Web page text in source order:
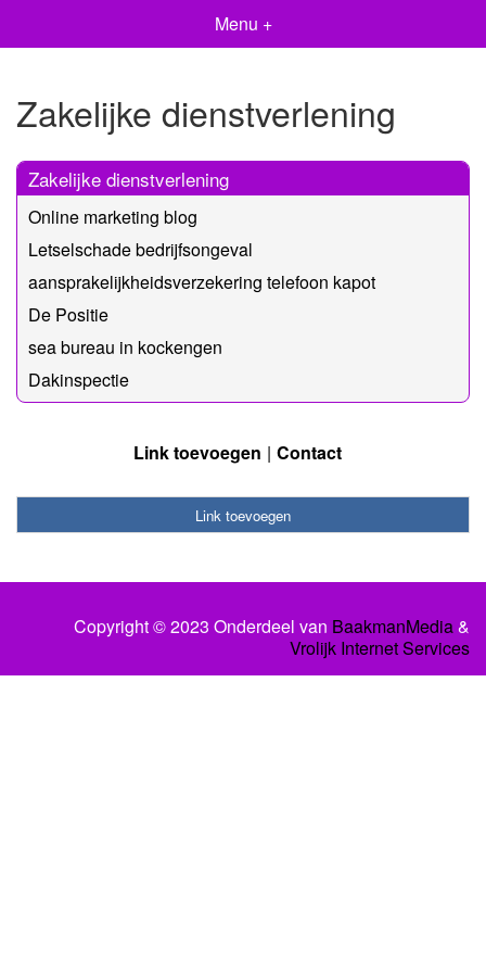
Menu +
Zakelijke dienstverlening
Zakelijke dienstverlening
Online marketing blog
Letselschade bedrijfsongeval
aansprakelijkheidsverzekering telefoon kapot
De Positie
sea bureau in kockengen
Dakinspectie
Link toevoegen Contact
Link toevoegen
Copyright © 2023 Onderdeel van BaakmanMedia&
Vrolijk Internet Services